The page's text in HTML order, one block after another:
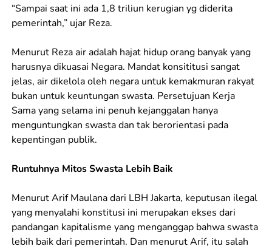
“Sampai saat ini ada 1,8 triliun kerugian yg diderita
pemerintah,” ujar Reza.
Menurut Reza air adalah hajat hidup orang banyak yang
harusnya dikuasai Negara. Mandat konsititusi sangat
jelas, air dikelola oleh negara untuk kemakmuran rakyat
bukan untuk keuntungan swasta. Persetujuan Kerja
Sama yang selama ini penuh kejanggalan hanya
menguntungkan swasta dan tak berorientasi pada
kepentingan publik.
Runtuhnya Mitos Swasta Lebih Baik
Menurut Arif Maulana dari LBH Jakarta, keputusan ilegal
yang menyalahi konstitusi ini merupakan ekses dari
pandangan kapitalisme yang menganggap bahwa swasta
lebih baik dari pemerintah. Dan menurut Arif, itu salah